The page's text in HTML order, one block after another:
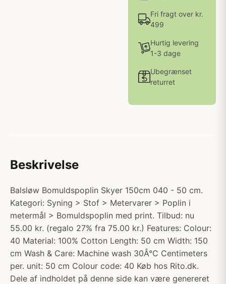
Fri fragt over kr.
499
Hurtig levering
1-3 dage
Ubegrænset
returret
Beskrivelse
Balsløw Bomuldspoplin Skyer 150cm 040 - 50 cm.
Kategori: Syning > Stof > Metervarer > Poplin i
metermål > Bomuldspoplin med print. Tilbud: nu
55.00 kr. (regalo 27% fra 75.00 kr.) Features: Colour:
40 Material: 100% Cotton Length: 50 cm Width: 150
cm Wash & Care: Machine wash 30Â°C Centimeters
per. unit: 50 cm Colour code: 40 Køb hos Rito.dk.
Dele af indholdet på denne side kan være genereret